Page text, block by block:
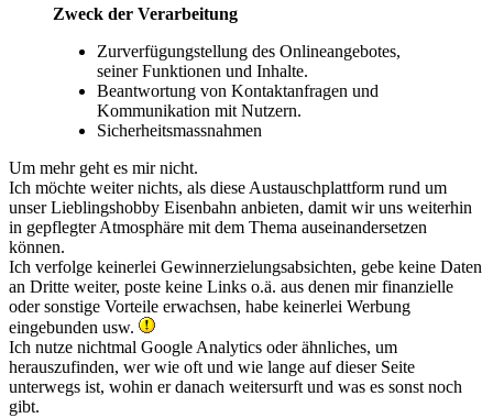
Zweck der Verarbeitung
Zurverfügungstellung des Onlineangebotes,
seiner Funktionen und Inhalte.
Beantwortung von Kontaktanfragen und
Kommunikation mit Nutzern.
Sicherheitsmassnahmen
Um mehr geht es mir nicht.
Ich möchte weiter nichts, als diese Austauschplattform rund um
unser Lieblingshobby Eisenbahn anbieten, damit wir uns weiterhin
in gepflegter Atmosphäre mit dem Thema auseinandersetzen
können.
Ich verfolge keinerlei Gewinnerzielungsabsichten, gebe keine Daten
an Dritte weiter, poste keine Links o.ä. aus denen mir finanzielle
oder sonstige Vorteile erwachsen, habe keinerlei Werbung
eingebunden usw.
Ich nutze nichtmal Google Analytics oder ähnliches, um
herauszufinden, wer wie oft und wie lange auf dieser Seite
unterwegs ist, wohin er danach weitersurft und was es sonst noch
gibt.